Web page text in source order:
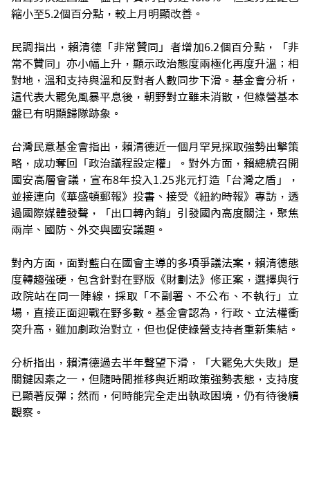
縮小至5.2個百分點，較上月明顯改善。
民調指出，賴清德「非常贊同」者增加6.2個百分點，「非
常不贊同」亦小幅上升，顯示政治態度兩極化再度升溫；相
對地，溫和支持與溫和反對者人數同步下滑。基金會分析，
這代表大罷免風暴平息後，朝野對立雖未消散，但綠營基本
盤已有明顯歸隊跡象。
台灣民意基金會指出，賴清德近一個月罕見採取強勢出擊策
略，成功奪回「政治議程設定權」。對外方面，賴總統召開
國安高層會議，宣布8年投入1.25兆元打造「台灣之盾」，
並接連向《華盛頓郵報》投書、接受《紐約時報》專訪，透
過國際媒體發聲，「出口轉內銷」引發國內高度關注，聚焦
兩岸、國防、外交與國安議題。
對內方面，面對藍白在國會主導的多項爭議法案，賴清德態
度轉趨強硬，包含針對在野版《財劃法》修正案，選擇與行
政院站在同一陣線，採取「不副署、不公布、不執行」立
場，直接正面迎戰在野多數。基金會認為，行政、立法權衝
突升高，雖加劇政治對立，但也促使綠營支持者重新集結。
分析指出，賴清德過去半年聲望下滑，「大罷免大失敗」是
關鍵因素之一，但隨時間推移與近期政策強勢表態，支持度
已顯著反彈；然而，何時能完全走出執政困境，仍有待後續
觀察。